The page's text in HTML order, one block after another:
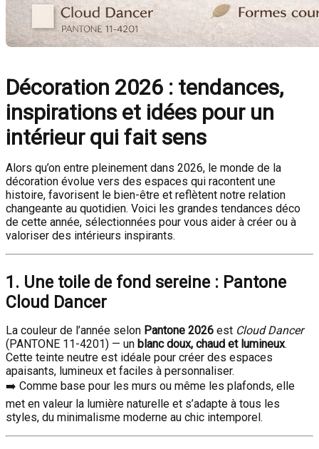
Décoration 2026 : tendances,
inspirations et idées pour un
intérieur qui fait sens
Alors qu’on entre pleinement dans 2026, le monde de la
décoration évolue vers des espaces qui racontent une
histoire, favorisent le bien-être et reflètent notre relation
changeante au quotidien. Voici les grandes tendances déco
de cette année, sélectionnées pour vous aider à créer ou à
valoriser des intérieurs inspirants.
1. Une toile de fond sereine : Pantone
Cloud Dancer
La couleur de l’année selon Pantone 2026 est Cloud Dancer
(PANTONE 11-4201) — un blanc doux, chaud et lumineux.
Cette teinte neutre est idéale pour créer des espaces
apaisants, lumineux et faciles à personnaliser.
➡️ Comme base pour les murs ou même les plafonds, elle
met en valeur la lumière naturelle et s’adapte à tous les
styles, du minimalisme moderne au chic intemporel.